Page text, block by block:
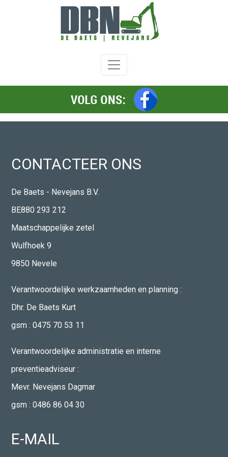
Afbraakwerken
Grondwerken
Wegeniswerken
funderingswerken
en
spandiensten
Referenties
CONTACTEER ONS
De Baets - Nevejans B.V.
BE880 293 212
Maatschappelijke zetel
Wulfhoek 9
9850 Nevele
Verantwoordelijke werkzaamheden en planning :
Dhr. De Baets Kurt
gsm :0475 70 53 11
Verantwoordelijke administratie en interne
preventieadviseur :
Mevr. Nevejans Dagmar
gsm :0486 86 04 30
E-MAIL